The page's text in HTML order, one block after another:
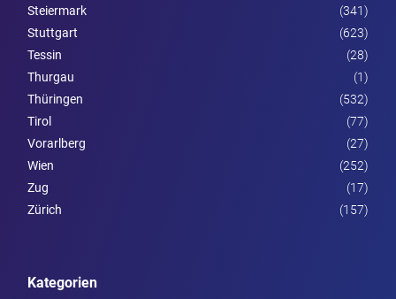
Steier­mark
(341)
Stuttgart
(623)
Tessin
(28)
Thurgau
(1)
Thüringen
(532)
Tirol
(77)
Vorarl­berg
(27)
Wien
(252)
Zug
(17)
Zürich
(157)
Kategorien